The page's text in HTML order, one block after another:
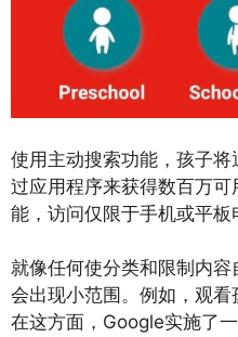
使用主动搜索功能，孩子
过应用程序来获得数百万
能，访问仅限于手机或平板
就像任何使分类和限制内
会出现小范围。例如，观看
在这方面，Google实施了